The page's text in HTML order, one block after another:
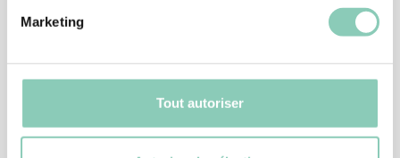
Marketing
Tout autoriser
ACCESSOIRE CHAUSSAGE
TIRE BOTTE PLASTIQUE